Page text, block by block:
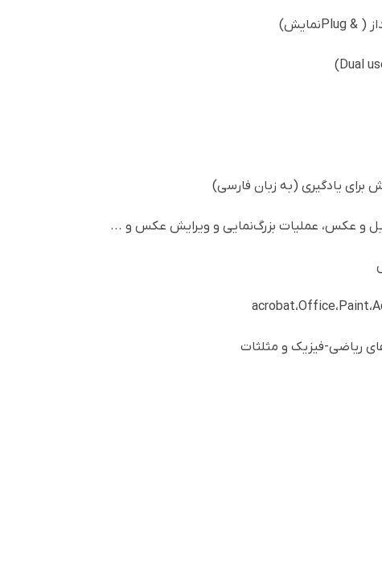
(
Plug &نمایش)
Dual
)
برای یادگیری (به زبان فارسی)
و عکس، عملیات بزرگ‌نمایی و ویرایش عکس و ...
،Paint،Office،acrobat
ریاضی-فیزیک و مثلثات